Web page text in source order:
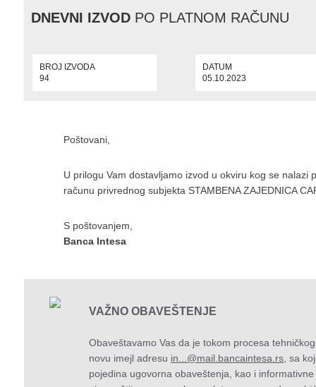
DNEVNI IZVOD PO PLATNOM RAČUNU
BROJ IZVODA
94
DATUM
05.10.2023
Poštovani,
U prilogu Vam dostavljamo izvod u okviru kog se nalazi
računu privrednog subjekta STAMBENA ZAJEDNICA
S poštovanjem,
Banca Intesa
VAŽNO OBAVEŠTENJE
Obaveštavamo Vas da je tokom procesa
novu imejl adresu in...@mail.bancaintesa.rs , sa
pojedina ugovorna obaveštenja, kao i